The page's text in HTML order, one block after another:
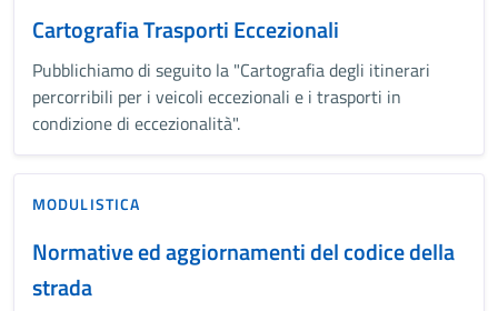
Cartografia Trasporti Eccezionali
Pubblichiamo di seguito la "Cartografia degli itinerari
percorribili per i veicoli eccezionali e i trasporti in
condizione di eccezionalità".
MODULISTICA
Normative ed aggiornamenti del codice della
strada